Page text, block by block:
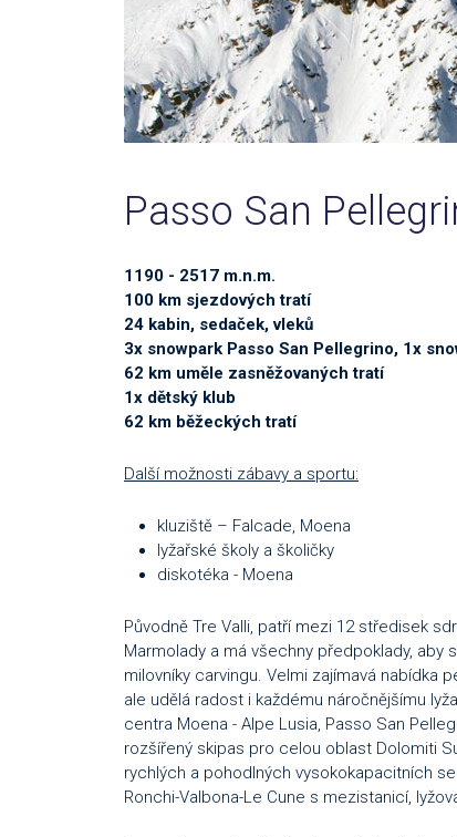
Passo San
1190 - 2517 m.n.m.
100 km sjezdových tratí
24 kabin, sedaček, vleků
3x snowpark Passo San Pellegrino, 1x
62 km uměle zasněžovaných tratí
1x dětský klub
62 km běžeckých tratí
Další možnosti zábavy a sportu:
kluziště – Falcade, Moena
lyžařské školy a školičky
diskotéka - Moena
Původně Tre Valli, patří mezi 12 středisek
Marmolady a má všechny předpoklady, aby
milovníky carvingu. Velmi zajímavá nabídka
ale udělá radost i každému náročnějšímu
centra Moena - Alpe Lusia, Passo San
rozšířený skipas pro celou oblast Dolomiti
rychlých a pohodlných vysokokapacitních
Ronchi-Valbona-Le Cune s mezistanicí,